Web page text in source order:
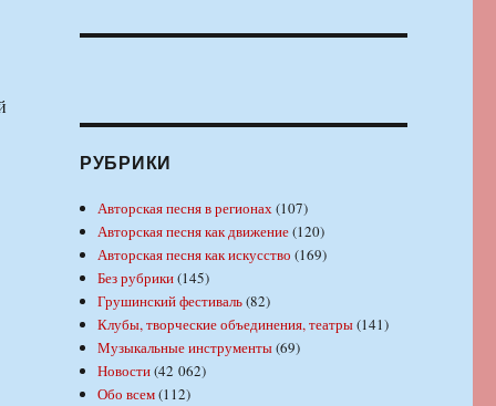
РУБРИКИ
Авторская песня в регионах(107)
Авторская песня как движение(120)
Авторская песня как искусство (169)
Без рубрики(145)
Грушинский фестиваль(82)
Клубы, творческие объединения, театры(141)
Музыкальные инструменты(69)
Новости(42 062)
Обо всем(112)